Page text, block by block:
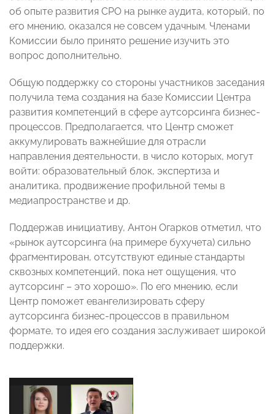
об опыте развития СРО на рынке аудита, который, по
его мнению, оказался не совсем удачным. Членами
Комиссии было принято решение изучить это
вопрос дополнительно.
Общую поддержку со стороны участников заседания
получила тема создания на базе Комиссии Центра
развития компетенций в сфере аутсорсинга бизнес-
процессов. Предполагается, что Центр сможет
аккумулировать важнейшие для отрасли
направления деятельности, в число которых, могут
войти: образовательный блок, экспертиза и
аналитика, продвижение профильной темы в
медиапространстве и др.
Поддержав инициативу, Антон Огарков отметил, что
«рынок аутсорсинга (на примере бухучета) сильно
фрагментирован, отсутствуют единые стандарты
сквозных компетенций, пока нет ощущения, что
аутсорсинг – это хорошо». По его мнению, если
Центр поможет евангелизировать сферу
аутсорсинга бизнес-процессов в правильном
формате, то идея его создания заслуживает широкой
поддержки.